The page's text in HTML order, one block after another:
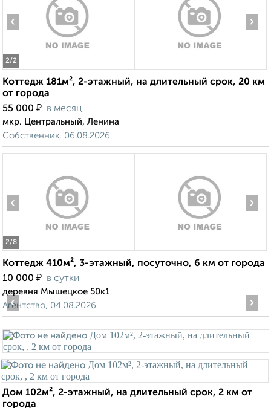
2/2
‹ ›
Коттедж 181м², 2-этажный, на длительный срок, 20 км
от города
55 000 ₽ в месяц
мкр. Центральный, Ленина
Собственник, 06.08.2026
2/8
‹ ›
Коттедж 410м², 3-этажный, посуточно, 6 км от города
10 000 ₽ в сутки
деревня Мышецкое 50к1
Агентство, 04.08.2026
‹ ›
Дом 102м², 2-этажный, на длительный срок, 2 км от
города